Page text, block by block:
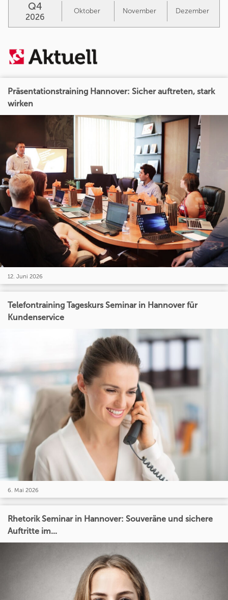
Präsentationstraining Hannover: Sicher auftreten, stark
wirken
12. Juni 2026
Telefontraining Tageskurs Seminar in Hannover für
Kundenservice
6. Mai 2026
Rhetorik Seminar in Hannover: Souveräne und sichere
Auftritte im...
Q4
2026
Oktober November Dezember